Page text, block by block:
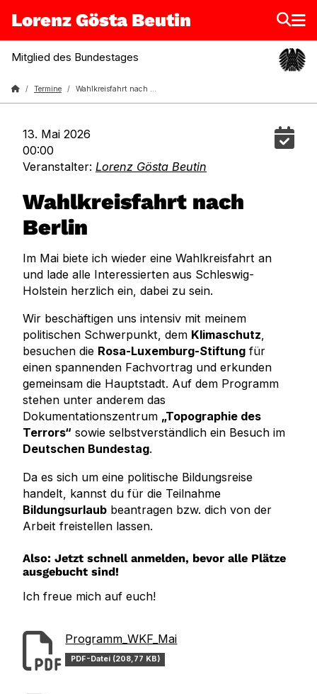
Lorenz Gösta Beutin
Mitglied des Bundestages
Lorenz Gösta Beutin
Termine Wahlkreisfahrt nach Berlin
Wahlkreisfahrt nach
Berlin
13. Mai 2026
00:00
in
Veranstalter: Lorenz Gösta Beutin
Im Mai biete ich wieder eine Wahlkreisfahrt an
und lade alle Interessierten aus Schleswig-
Holstein herzlich ein, dabei zu sein.
Wir beschäftigen uns intensiv mit meinem
politischen Schwerpunkt, dem Klimaschutz,
besuchen die Rosa-Luxemburg-Stiftung für
einen spannenden Fachvortrag und erkunden
gemeinsam die Hauptstadt. Auf dem Programm
stehen unter anderem das
Dokumentationszentrum „Topographie des
Terrors“ sowie selbstverständlich ein Besuch im
Deutschen Bundestag.
Da es sich um eine politische Bildungsreise
handelt, kannst du für die Teilnahme
Bildungsurlaub beantragen bzw. dich von der
Arbeit freistellen lassen.
Also: Jetzt schnell anmelden, bevor alle Plätze
ausgebucht sind!
Ich freue mich auf euch!
Programm_WKF_Mai
PDF-Datei (208,77 KB)